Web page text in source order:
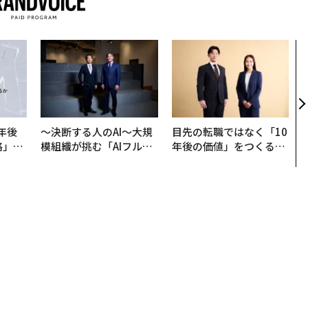
後
は
〜決断する人のAI〜大規
模組織が挑む「AIフル実
目先の転職ではなく「10
年後の価値」をつくる─